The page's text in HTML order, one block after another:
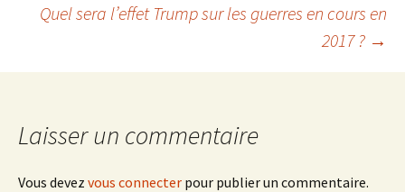
des
articles
Quel sera l’effet Trump sur les guerres en cours en
2017 ? →
Laisser un commentaire
Vous devez vous connecter pour publier un commentaire.